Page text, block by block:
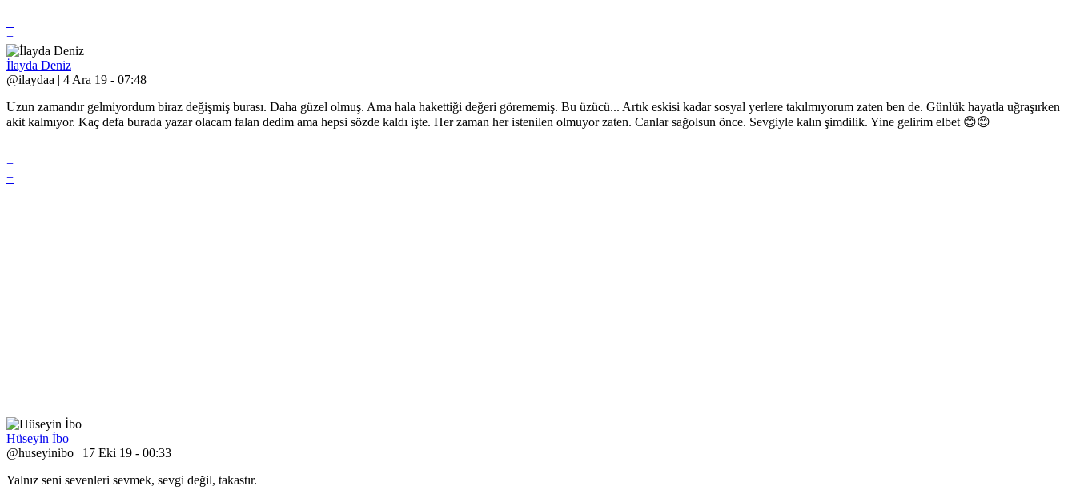
+
+
İlayda Deniz
@ilaydaa | 4 Ara 19 - 07:48
Uzun zamandır gelmiyordum biraz değişmiş burası. Daha güzel olmuş. Ama hala hakettiği değeri görememiş. Bu üzücü... Artık eskisi kadar sosyal yerlere takılmıyorum zaten ben de. Günlük hayatla uğraşırken
akit kalmıyor. Kaç defa burada yazar olacam falan dedim ama hepsi sözde kaldı işte. Her zaman her istenilen olmuyor zaten. Canlar sağolsun önce. Sevgiyle kalın şimdilik. Yine gelirim elbet 😊😊
+
+
Hüseyin İbo
@huseyinibo | 17 Eki 19 - 00:33
Yalnız seni sevenleri sevmek, sevgi değil, takastır.